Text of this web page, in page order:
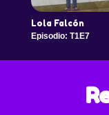
Lola Falcón
Episodio: T1E7